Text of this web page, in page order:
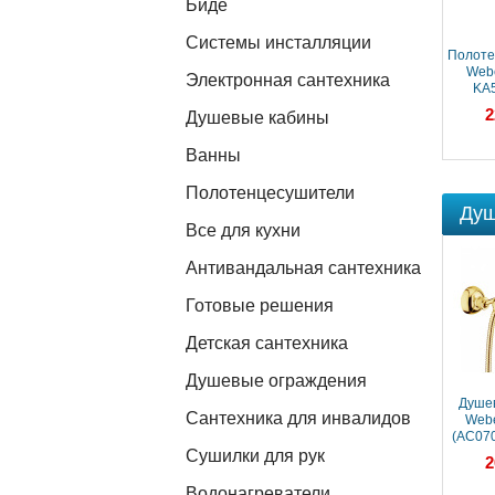
Биде
Системы инсталляции
Электронная сантехника
Душевые кабины
Ванны
Полотенцесушители
Все для кухни
Антивандальная сантехника
Готовые решения
Детская сантехника
Душевые ограждения
Сантехника для инвалидов
Сушилки для рук